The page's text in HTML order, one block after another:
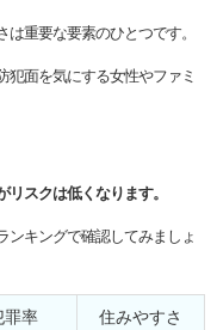
重要な要素のひとつです。
面を気にする女性やファミ
スクは低くなります。
ンキングで確認してみましょ
罪率
住みやすさ